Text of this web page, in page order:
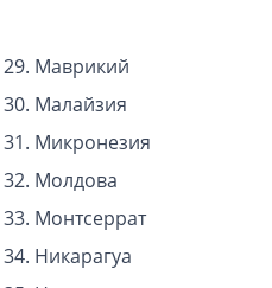
Маврикий
Малайзия
Микронезия
Молдова
Монтсеррат
Никарагуа